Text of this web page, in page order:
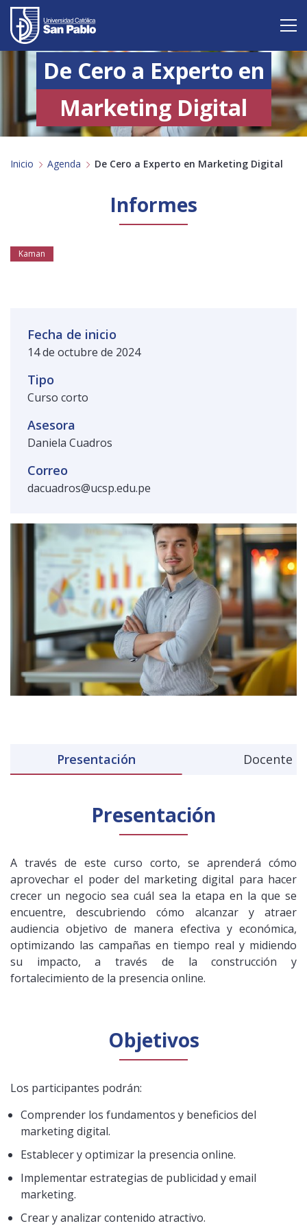
Vive San Pablo
Carreras
Postgrado
Servicio y proyección a la sociedad
De Cero a Experto en
Marketing Digital
Inicio Agenda De Cero a Experto en Marketing Digital
Informes
Kaman
Fecha de inicio
14 de octubre de 2024
Tipo
Curso corto
Asesora
Daniela Cuadros
Correo
dacuadros@ucsp.edu.pe
Presentación Docente
Presentación
A través de este curso corto, se aprenderá cómo
aprovechar el poder del marketing digital para hacer
crecer un negocio sea cuál sea la etapa en la que se
encuentre, descubriendo cómo alcanzar y atraer
audiencia objetivo de manera efectiva y económica,
optimizando las campañas en tiempo real y midiendo
su impacto, a través de la construcción y
fortalecimiento de la presencia online.
Objetivos
Los participantes podrán:
Comprender los fundamentos y beneficios del
marketing digital.
Establecer y optimizar la presencia online.
Implementar estrategias de publicidad y email
marketing.
Crear y analizar contenido atractivo.